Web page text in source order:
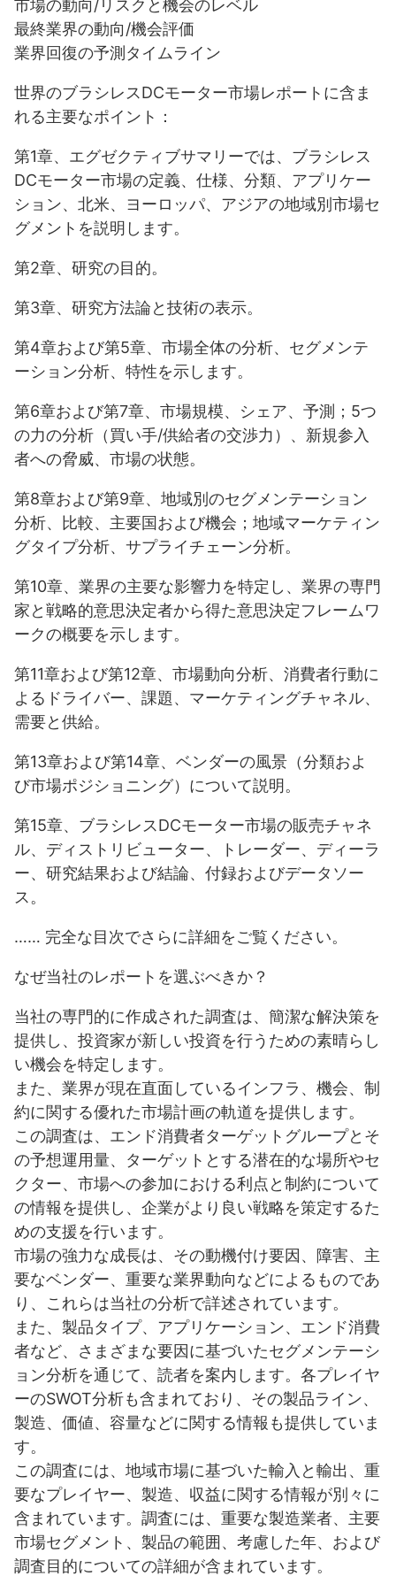
市場の動向/リスクと機会のレベル
最終業界の動向/機会評価
業界回復の予測タイムライン
世界のブラシレスDCモーター市場レポートに含ま
れる主要なポイント：
第1章、エグゼクティブサマリーでは、ブラシレス
DCモーター市場の定義、仕様、分類、アプリケー
ション、北米、ヨーロッパ、アジアの地域別市場セ
グメントを説明します。
第2章、研究の目的。
第3章、研究方法論と技術の表示。
第4章および第5章、市場全体の分析、セグメンテ
ーション分析、特性を示します。
第6章および第7章、市場規模、シェア、予測；5つ
の力の分析（買い手/供給者の交渉力）、新規参入
者への脅威、市場の状態。
第8章および第9章、地域別のセグメンテーション
分析、比較、主要国および機会；地域マーケティン
グタイプ分析、サプライチェーン分析。
第10章、業界の主要な影響力を特定し、業界の専門
家と戦略的意思決定者から得た意思決定フレームワ
ークの概要を示します。
第11章および第12章、市場動向分析、消費者行動に
よるドライバー、課題、マーケティングチャネル、
需要と供給。
第13章および第14章、ベンダーの風景（分類およ
び市場ポジショニング）について説明。
第15章、ブラシレスDCモーター市場の販売チャネ
ル、ディストリビューター、トレーダー、ディーラ
ー、研究結果および結論、付録およびデータソー
ス。
…… 完全な目次でさらに詳細をご覧ください。
なぜ当社のレポートを選ぶべきか？
当社の専門的に作成された調査は、簡潔な解決策を
提供し、投資家が新しい投資を行うための素晴らし
い機会を特定します。
また、業界が現在直面しているインフラ、機会、制
約に関する優れた市場計画の軌道を提供します。
この調査は、エンド消費者ターゲットグループとそ
の予想運用量、ターゲットとする潜在的な場所やセ
クター、市場への参加における利点と制約について
の情報を提供し、企業がより良い戦略を策定するた
めの支援を行います。
市場の強力な成長は、その動機付け要因、障害、主
要なベンダー、重要な業界動向などによるものであ
り、これらは当社の分析で詳述されています。
また、製品タイプ、アプリケーション、エンド消費
者など、さまざまな要因に基づいたセグメンテーシ
ョン分析を通じて、読者を案内します。各プレイヤ
ーのSWOT分析も含まれており、その製品ライン、
製造、価値、容量などに関する情報も提供していま
す。
この調査には、地域市場に基づいた輸入と輸出、重
要なプレイヤー、製造、収益に関する情報が別々に
含まれています。調査には、重要な製造業者、主要
市場セグメント、製品の範囲、考慮した年、および
調査目的についての詳細が含まれています。